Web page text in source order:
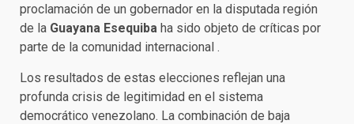
proclamación de un gobernador en la disputada región
de la Guayana Esequiba ha sido objeto de críticas por
parte de la comunidad internacional .
Los resultados de estas elecciones reflejan una
profunda crisis de legitimidad en el sistema
democrático venezolano. La combinación de baja